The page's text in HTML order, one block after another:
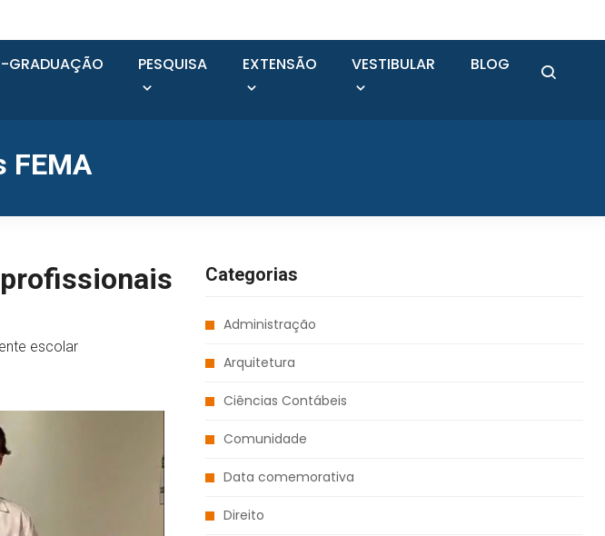
GRADUAÇÃO PESQUISA EXTENSÃO VESTIBULAR BLOG
FEMA
escolar
Categorias
Administração
Arquitetura
Ciências Contábeis
Comunidade
Data comemorativa
Direito